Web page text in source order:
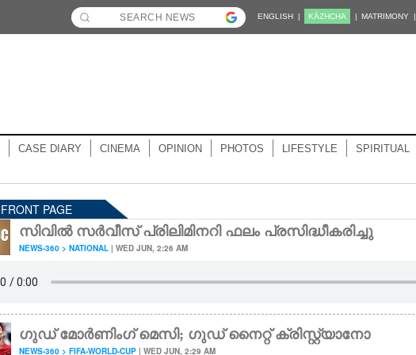
ENGLISH | KĀZHCHA | MATRIMONY |
CASE DIARY CINEMA OPINION PHOTOS LIFESTYLE SPIRITUAL
PAGE
സിവിൽ സർവീസ് പ്രിലിമിനറി ഫലം പ്രസിദ്ധീകരിച്ചു
NEWS-360 > NATIONAL| WED JUN, 2:26 AM
ഗുഡ് മോർണിംഗ് മെസി; ഗുഡ് നൈറ്റ് ക്രിസ്റ്റ്യാനോ
NEWS-360 > FIFA-WORLD-CUP| WED JUN, 2:29 AM